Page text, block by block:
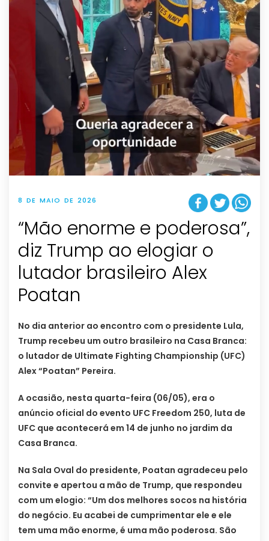
8 DE MAIO DE 2026
“Mão enorme e poderosa”,
diz Trump ao elogiar o
lutador brasileiro Alex
Poatan
No dia anterior ao encontro com o presidente Lula,
Trump recebeu um outro brasileiro na Casa Branca:
o lutador de Ultimate Fighting Championship (UFC)
Alex “Poatan” Pereira.
A ocasião, nesta quarta-feira (06/05), era o
anúncio oficial do evento UFC Freedom 250, luta de
UFC que acontecerá em 14 de junho no jardim da
Casa Branca.
Na Sala Oval do presidente, Poatan agradeceu pelo
convite e apertou a mão de Trump, que respondeu
com um elogio: “Um dos melhores socos na história
do negócio. Eu acabei de cumprimentar ele e ele
tem uma mão enorme, é uma mão poderosa. São